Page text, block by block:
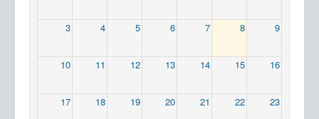
3 4 5 6 7 8 9
10 11 12 13 14 15 16
17 18 19 20 21 22 23